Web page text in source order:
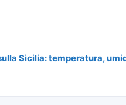
Sicilia: temperatura,